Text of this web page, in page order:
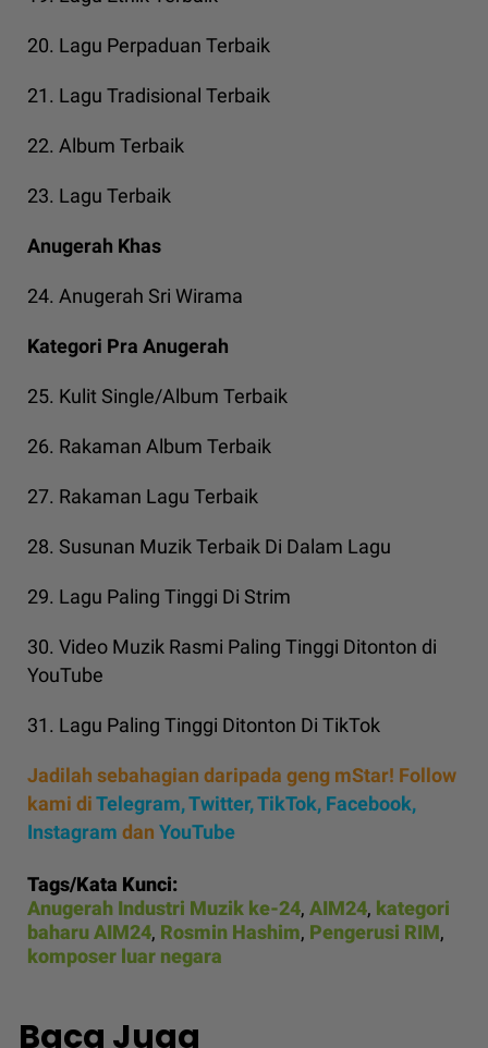
20. Lagu Perpaduan Terbaik
21. Lagu Tradisional Terbaik
22. Album Terbaik
23. Lagu Terbaik
Anugerah Khas
24. Anugerah Sri Wirama
Kategori Pra Anugerah
25. Kulit Single/Album Terbaik
26. Rakaman Album Terbaik
27. Rakaman Lagu Terbaik
28. Susunan Muzik Terbaik Di Dalam Lagu
29. Lagu Paling Tinggi Di Strim
30. Video Muzik Rasmi Paling Tinggi Ditonton di
YouTube
31. Lagu Paling Tinggi Ditonton Di TikTok
Jadilah sebahagian daripada geng mStar! Follow
kami diTelegram,Twitter,TikTok, Facebook,
Instagram dan YouTube
Tags/Kata Kunci:
Anugerah Industri Muzik ke-24, AIM24, kategori
baharu AIM24, Rosmin Hashim, Pengerusi RIM,
komposer luar negara
Baca Juga